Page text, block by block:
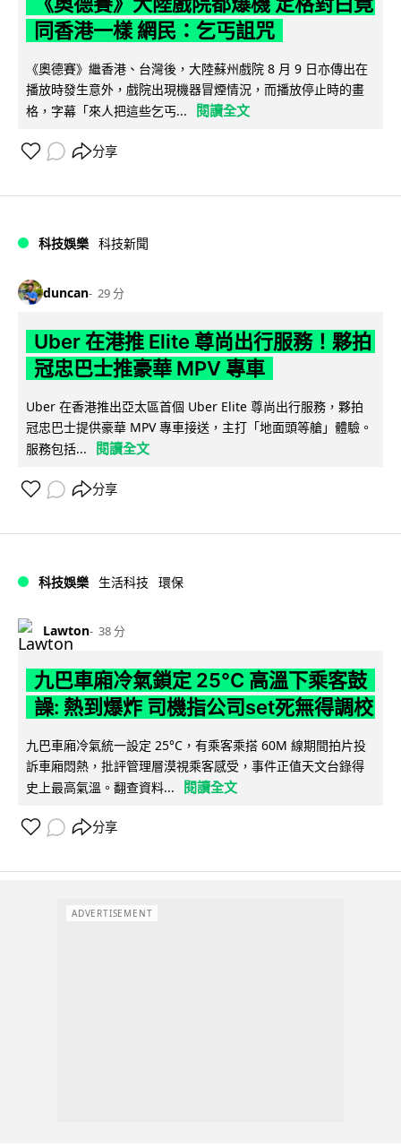
同香港一樣 網民：乞丐詛咒
《奧德賽》繼香港、台灣後，大陸蘇州戲院 8 月 9 日亦傳出在
播放時發生意外，戲院出現機器冒煙情況，而播放停止時的畫
格，字幕「來人把這些乞丐...
閱讀全文
分享
科技娛樂 科技新聞
duncan 29 分
Uber 在港推 Elite 尊尚出行服務！夥拍
冠忠巴士推豪華 MPV 專車
Uber 在香港推出亞太區首個 Uber Elite 尊尚出行服務，夥拍
冠忠巴士提供豪華 MPV 專車接送，主打「地面頭等艙」體驗。
服務包括...
閱讀全文
分享
科技娛樂 生活科技 環保
Lawton 38 分
九巴車廂冷氣鎖定 25°C 高溫下乘客鼓
譟: 熱到爆炸 司機指公司set死無得調校
九巴車廂冷氣統一設定 25°C，有乘客乘搭 60M 線期間拍片投
訴車廂悶熱，批評管理層漠視乘客感受，事件正值天文台錄得
史上最高氣溫。翻查資料...
閱讀全文
分享
ADVERTISEMENT